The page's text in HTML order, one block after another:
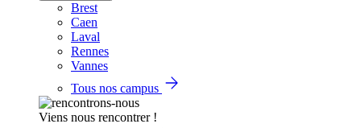
Brest
Caen
Laval
Rennes
Vannes
Tous nos campus
Viens nous rencontrer !